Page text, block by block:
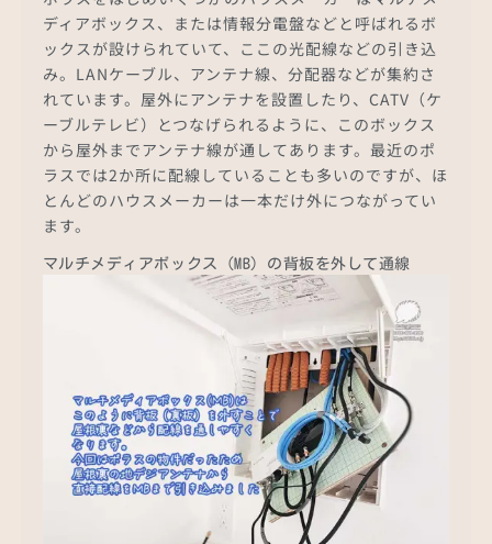
ディアボックス、または情報分電盤などと呼ばれるボ
ックスが設けられていて、ここの光配線などの引き込
み。LANケーブル、アンテナ線、分配器などが集約さ
れています。屋外にアンテナを設置したり、CATV（ケ
ーブルテレビ）とつなげられるように、このボックス
から屋外までアンテナ線が通してあります。最近のポ
ラスでは2か所に配線していることも多いのですが、ほ
とんどのハウスメーカーは一本だけ外につながってい
ます。
マルチメディアボックス（MB）の背板を外して通線